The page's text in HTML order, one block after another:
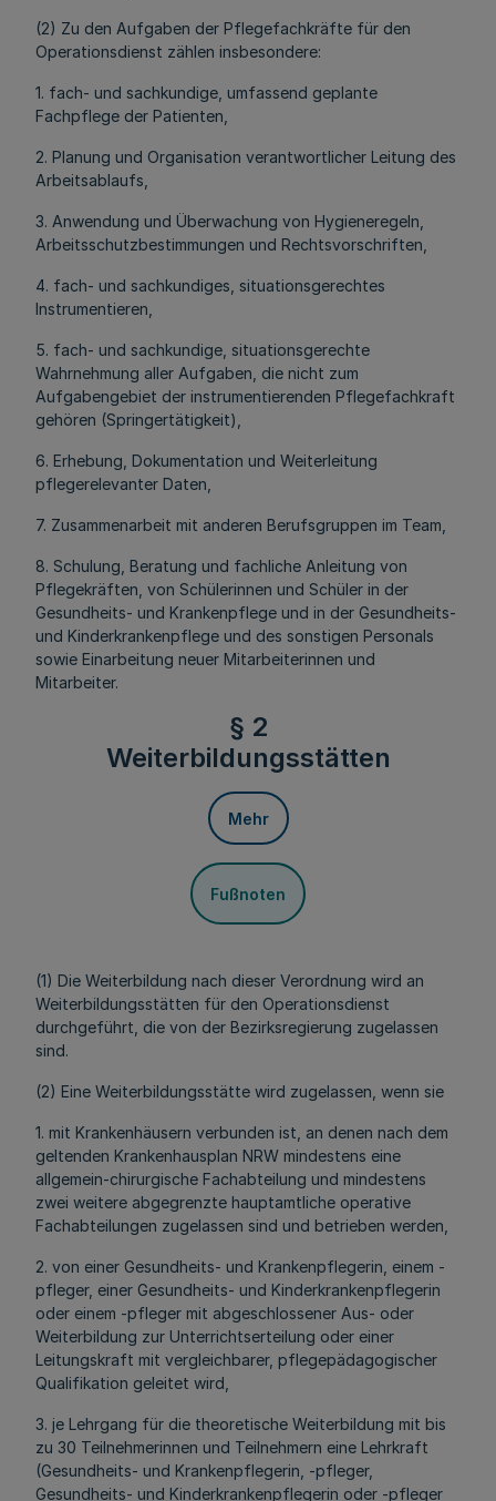
(2) Zu den Aufgaben der Pflegefachkräfte für den
Operationsdienst zählen insbesondere:
1. fach- und sachkundige, umfassend geplante
Fachpflege der Patienten,
2. Planung und Organisation verantwortlicher Leitung des
Arbeitsablaufs,
3. Anwendung und Überwachung von Hygieneregeln,
Arbeitsschutzbestimmungen und Rechtsvorschriften,
4. fach- und sachkundiges, situationsgerechtes
Instrumentieren,
5. fach- und sachkundige, situationsgerechte
Wahrnehmung aller Aufgaben, die nicht zum
Aufgabengebiet der instrumentierenden Pflegefachkraft
gehören (Springertätigkeit),
6. Erhebung, Dokumentation und Weiterleitung
pflegerelevanter Daten,
7. Zusammenarbeit mit anderen Berufsgruppen im Team,
8. Schulung, Beratung und fachliche Anleitung von
Pflegekräften, von Schülerinnen und Schüler in der
Gesundheits- und Krankenpflege und in der Gesundheits-
und Kinderkrankenpflege und des sonstigen Personals
sowie Einarbeitung neuer Mitarbeiterinnen und
Mitarbeiter.
§ 2
Weiterbildungsstätten
Mehr
Fußnoten
(1) Die Weiterbildung nach dieser Verordnung wird an
Weiterbildungsstätten für den Operationsdienst
durchgeführt, die von der Bezirksregierung zugelassen
sind.
(2) Eine Weiterbildungsstätte wird zugelassen, wenn sie
1. mit Krankenhäusern verbunden ist, an denen nach dem
geltenden Krankenhausplan NRW mindestens eine
allgemein-chirurgische Fachabteilung und mindestens
zwei weitere abgegrenzte hauptamtliche operative
Fachabteilungen zugelassen sind und betrieben werden,
2. von einer Gesundheits- und Krankenpflegerin, einem -
pfleger, einer Gesundheits- und Kinderkrankenpflegerin
oder einem -pfleger mit abgeschlossener Aus- oder
Weiterbildung zur Unterrichtserteilung oder einer
Leitungskraft mit vergleichbarer, pflegepädagogischer
Qualifikation geleitet wird,
3. je Lehrgang für die theoretische Weiterbildung mit bis
zu 30 Teilnehmerinnen und Teilnehmern eine Lehrkraft
(Gesundheits- und Krankenpflegerin, -pfleger,
Gesundheits- und Kinderkrankenpflegerin oder -pfleger